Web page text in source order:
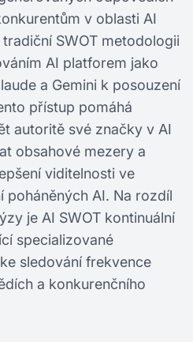
v oblasti AI
SWOT metodologii
AI platforem jako
a Gemini k posouzení
přístup pomáhá
autoritě své značky v AI
obsahové mezery a
viditelnosti ve
poháněných AI. Na rozdíl
je AI SWOT kontinuální
specializované
sledování frekvence
a konkurenčního